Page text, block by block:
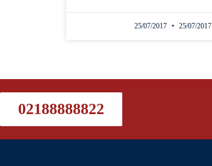
25/07/2017
25/07/2017
02188888822